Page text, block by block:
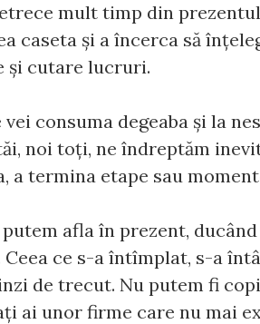
mult timp din
caseta şi a încerca să
şi cutare lucruri.
vei consuma degeaba şi la
noi toţi, ne îndreptăm
a termina etape sau
putem afla în prezent,
Ceea ce s-a întîmplat, s-a
de trecut. Nu putem fi
ai unor firme care nu mai